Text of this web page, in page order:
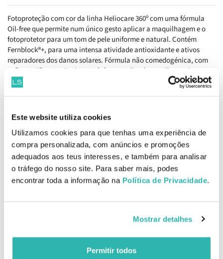
Este website utiliza cookies
Utilizamos cookies para que tenhas uma experiência de
compra personalizada, com anúncios e promoções
adequados aos teus interesses, e também para analisar
o tráfego do nosso site. Para saber mais, podes
encontrar toda a informação na Política de Privacidade.
Mostrar detalhes
Permitir todos
Fotoproteção com cor da linha Heliocare 360º com uma fórmula
Oil-free que permite num único gesto aplicar a maquilhagem e o
fotoprotetor para um tom de pele uniforme e natural. Contém
Fernblock®+, para uma intensa atividade antioxidante e ativos
reparadores dos danos solares. Fórmula não comedogénica, com
ação matificante. Resistente à água. Indicado nas discromias
(melasma ou vitiligo) e adaptado a todo o tipo de pele,
Como aplicarHeliocare 360º Color Gel Oil-Free Bege SPF50+
50ml
Aplicar de forma generosa e uniforme antes da exposição solar.
Reaplicar conforme necessário.
Ingredientes
Fernblock®+, Melanina Biomimética Fracionada, OTZ-10, Vitamina
C e E, Filtros físicos e químicos, Extrato de Fisalis e Arginina.